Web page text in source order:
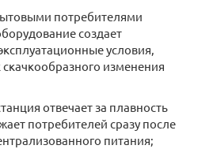
потребителями
создает
условия,
изменения
отвечает за плавность
потребителей сразу после
питания;